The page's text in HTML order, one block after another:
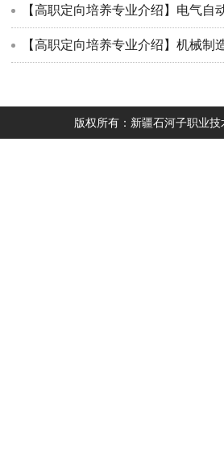
【高职定向培养专业介绍】电气自动化技术（定向
【高职定向培养专业介绍】机械制造及自动化（定
版权所有：新疆石河子职业技